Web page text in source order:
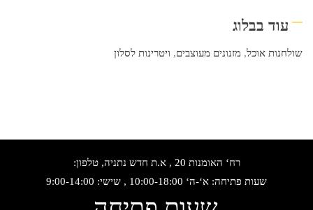
עוד בבלוג
שולחנות אוכל, מזנונים מעוצבים, ויטרינות לסלון
רח‘ האומנות 20 , א.ת חדש נתניה, טלפון:
שעות פתיחה: א‘-ה‘ 10:00-18:00 , שישי: 9:00-14:00